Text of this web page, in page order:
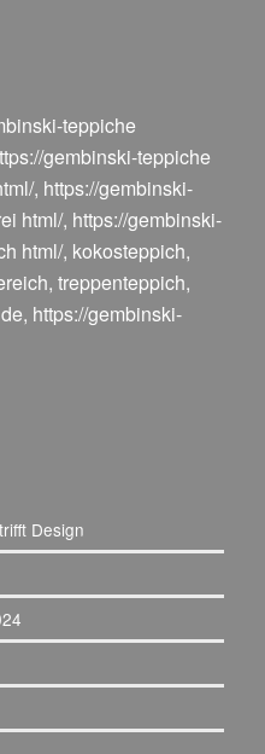
teppiche
gembinski-teppiche
, https://gembinski-
html/, https://gembinski-
html/, kokosteppich,
, treppenteppich,
, https://gembinski-
Design